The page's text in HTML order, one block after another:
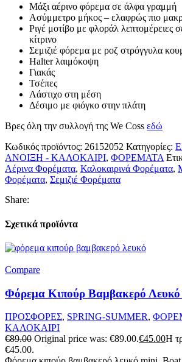
Μάξι αέρινο φόρεμα σε άλφα γραμμή
Ασύμμετρο μήκος – ελαφρώς πιο
Ριγέ μοτίβο με φλοράλ λεπτομέρειες
κίτρινο
Σεμιζιέ φόρεμα με ροζ στρόγγυλα
Halter λαιμόκοψη
Γιακάς
Τσέπες
Λάστιχο στη μέση
Δέσιμο με φιόγκο στην πλάτη
Βρες όλη την συλλογή της We Coss εδώ
Κωδικός προϊόντος: 26152052 Κατηγορίες:
ΑΝΟΙΞΗ - ΚΑΛΟΚΑΙΡΙ, ΦΟΡΕΜΑΤΑ
Αέρινα Φορέματα, Καλοκαιρινά Φορέματα,
Φορέματα, Σεμιζιέ Φορέματα
Share:
Σχετικά προϊόντα
Compare
Φόρεμα Κιπούρ Βαμβακερό Λευκό
ΠΡΟΣΦΟΡΕΣ, SPRING-SUMMER,
ΚΑΛΟΚΑΙΡΙ
€89.00 Original price was: €89.00.€45.00Η
€45.00.